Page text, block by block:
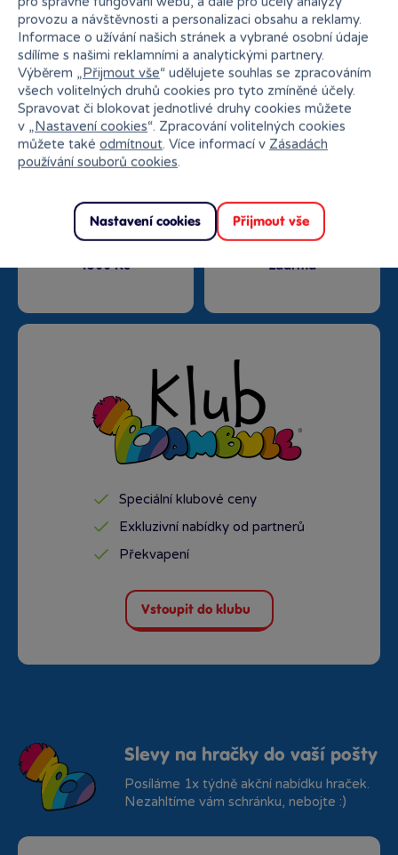
Nejširší sortiment na
trhu
27 kamenných prodejen
1500 Kč
zdarma
Speciální klubové ceny
Exkluzivní nabídky od partnerů
Překvapení
Vstoupit do klubu
Slevy na hračky do vaší pošty
Posíláme 1x týdně akční nabídku hraček.
Nezahltíme vám schránku, nebojte :)
provozu a návštěvnosti a personalizaci obsahu a reklamy.
Informace o užívání našich stránek a vybrané osobní údaje
sdílíme s našimi reklamními a analytickými partnery.
Výběrem „Přijmout vše“ udělujete souhlas se zpracováním
všech volitelných druhů cookies pro tyto zmíněné účely.
Spravovat či blokovat jednotlivé druhy cookies můžete
v „Nastavení cookies“. Zpracování volitelných cookies
můžete také odmítnout. Více informací v Zásadách
používání souborů cookies.
Nastavení cookies Přijmout vše